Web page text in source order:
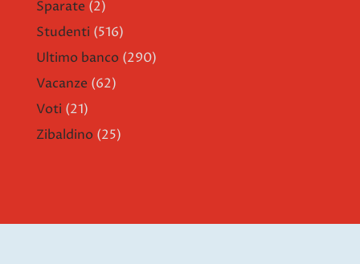
Sparate (2)
Studenti (516)
Ultimo banco (290)
Vacanze (62)
Voti (21)
Zibaldino (25)